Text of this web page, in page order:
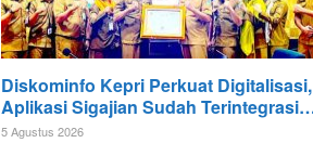
Diskominfo Kepri Perkuat Digitalisasi,
Aplikasi Sigajian Sudah Terintegrasi
TTE
5 Agustus 2026